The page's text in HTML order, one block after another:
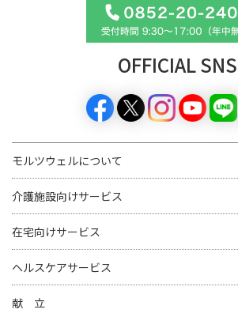
OFFICIAL SNS
モルツウェルについて
介護施設向けサービス
在宅向けサービス
ヘルスケアサービス
献 立